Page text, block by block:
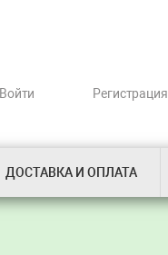
Войти Регистрация
ДОСТАВКА И ОПЛАТА